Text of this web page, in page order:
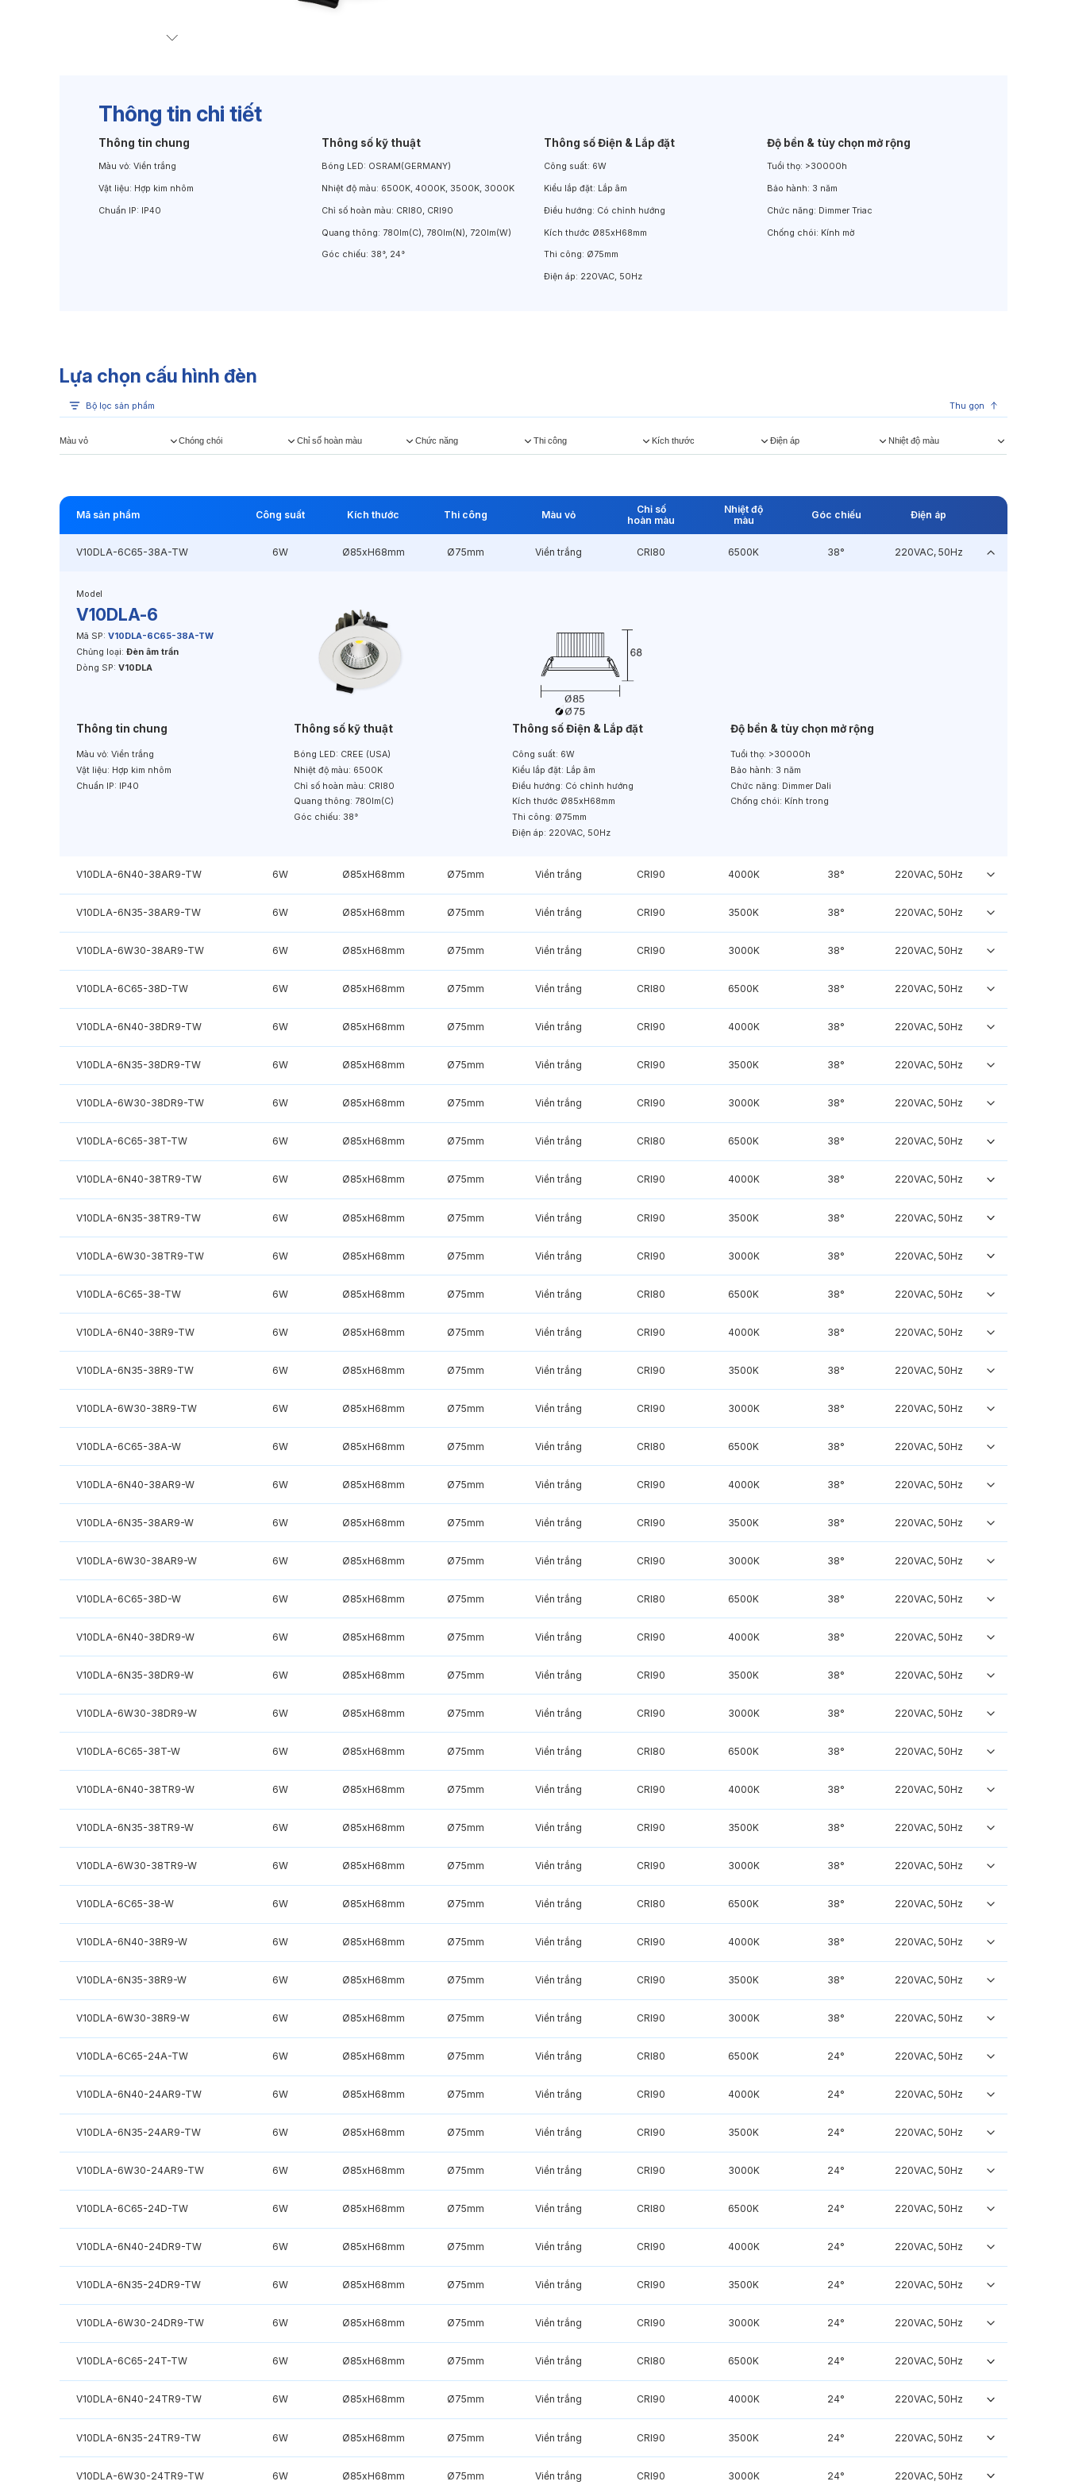
Thông tin chi tiết
Thông tin chung
Màu vỏ: Viền trắng
Vật liệu: Hợp kim nhôm
Chuẩn IP: IP40
Thông số kỹ thuật
Bóng LED: OSRAM(GERMANY)
Nhiệt độ màu: 6500K, 4000K, 3500K, 3000K
Chỉ số hoàn màu: CRI80, CRI90
Quang thông: 780lm(C), 780lm(N), 720lm(W)
Góc chiếu: 38°, 24°
Thông số Điện & Lắp đặt
Công suất: 6W
Kiểu lắp đặt: Lắp âm
Điều hướng: Có chỉnh hướng
Kích thước Ø85xH68mm
Thi công: Ø75mm
Điện áp: 220VAC, 50Hz
Độ bền & tùy chọn mở rộng
Tuổi thọ: >30000h
Bảo hành: 3 năm
Chức năng: Dimmer Triac
Chống chói: Kính mờ
Lựa chọn cấu hình đèn
Bộ lọc sản phẩm Thu gọn
Màu vỏ Chóng chói Chỉ số hoàn màu Chức năng Thi công Kích thước Điện áp Nhiệt độ màu
Mã sản phẩm Công suất Kích thước Thi công Màu vỏ
Chỉ số
hoàn màu
Nhiệt độ
màu
Góc chiếu Điện áp
V10DLA-6C65-38A-TW 6W Ø85xH68mm Ø75mm Viền trắng CRI80 6500K 38° 220VAC, 50Hz
Model
V10DLA-6
Mã SP: V10DLA-6C65-38A-TW
Chủng loại: Đèn âm trần
Dòng SP: V10DLA
Thông tin chung
Màu vỏ: Viền trắng
Vật liệu: Hợp kim nhôm
Chuẩn IP: IP40
Thông số kỹ thuật
Bóng LED: CREE (USA)
Nhiệt độ màu: 6500K
Chỉ số hoàn màu: CRI80
Quang thông: 780lm(C)
Góc chiếu: 38°
Thông số Điện & Lắp đặt
Công suất: 6W
Kiểu lắp đặt: Lắp âm
Điều hướng: Có chỉnh hướng
Kích thước Ø85xH68mm
Thi công: Ø75mm
Điện áp: 220VAC, 50Hz
Độ bền & tùy chọn mở rộng
Tuổi thọ: >30000h
Bảo hành: 3 năm
Chức năng: Dimmer Dali
Chống chói: Kính trong
V10DLA-6N40-38AR9-TW 6W Ø85xH68mm Ø75mm Viền trắng CRI90 4000K 38° 220VAC, 50Hz
V10DLA-6N35-38AR9-TW 6W Ø85xH68mm Ø75mm Viền trắng CRI90 3500K 38° 220VAC, 50Hz
V10DLA-6W30-38AR9-TW 6W Ø85xH68mm Ø75mm Viền trắng CRI90 3000K 38° 220VAC, 50Hz
V10DLA-6C65-38D-TW 6W Ø85xH68mm Ø75mm Viền trắng CRI80 6500K 38° 220VAC, 50Hz
V10DLA-6N40-38DR9-TW 6W Ø85xH68mm Ø75mm Viền trắng CRI90 4000K 38° 220VAC, 50Hz
V10DLA-6N35-38DR9-TW 6W Ø85xH68mm Ø75mm Viền trắng CRI90 3500K 38° 220VAC, 50Hz
V10DLA-6W30-38DR9-TW 6W Ø85xH68mm Ø75mm Viền trắng CRI90 3000K 38° 220VAC, 50Hz
V10DLA-6C65-38T-TW 6W Ø85xH68mm Ø75mm Viền trắng CRI80 6500K 38° 220VAC, 50Hz
V10DLA-6N40-38TR9-TW 6W Ø85xH68mm Ø75mm Viền trắng CRI90 4000K 38° 220VAC, 50Hz
V10DLA-6N35-38TR9-TW 6W Ø85xH68mm Ø75mm Viền trắng CRI90 3500K 38° 220VAC, 50Hz
V10DLA-6W30-38TR9-TW 6W Ø85xH68mm Ø75mm Viền trắng CRI90 3000K 38° 220VAC, 50Hz
V10DLA-6C65-38-TW 6W Ø85xH68mm Ø75mm Viền trắng CRI80 6500K 38° 220VAC, 50Hz
V10DLA-6N40-38R9-TW 6W Ø85xH68mm Ø75mm Viền trắng CRI90 4000K 38° 220VAC, 50Hz
V10DLA-6N35-38R9-TW 6W Ø85xH68mm Ø75mm Viền trắng CRI90 3500K 38° 220VAC, 50Hz
V10DLA-6W30-38R9-TW 6W Ø85xH68mm Ø75mm Viền trắng CRI90 3000K 38° 220VAC, 50Hz
V10DLA-6C65-38A-W 6W Ø85xH68mm Ø75mm Viền trắng CRI80 6500K 38° 220VAC, 50Hz
V10DLA-6N40-38AR9-W 6W Ø85xH68mm Ø75mm Viền trắng CRI90 4000K 38° 220VAC, 50Hz
V10DLA-6N35-38AR9-W 6W Ø85xH68mm Ø75mm Viền trắng CRI90 3500K 38° 220VAC, 50Hz
V10DLA-6W30-38AR9-W 6W Ø85xH68mm Ø75mm Viền trắng CRI90 3000K 38° 220VAC, 50Hz
V10DLA-6C65-38D-W 6W Ø85xH68mm Ø75mm Viền trắng CRI80 6500K 38° 220VAC, 50Hz
V10DLA-6N40-38DR9-W 6W Ø85xH68mm Ø75mm Viền trắng CRI90 4000K 38° 220VAC, 50Hz
V10DLA-6N35-38DR9-W 6W Ø85xH68mm Ø75mm Viền trắng CRI90 3500K 38° 220VAC, 50Hz
V10DLA-6W30-38DR9-W 6W Ø85xH68mm Ø75mm Viền trắng CRI90 3000K 38° 220VAC, 50Hz
V10DLA-6C65-38T-W 6W Ø85xH68mm Ø75mm Viền trắng CRI80 6500K 38° 220VAC, 50Hz
V10DLA-6N40-38TR9-W 6W Ø85xH68mm Ø75mm Viền trắng CRI90 4000K 38° 220VAC, 50Hz
V10DLA-6N35-38TR9-W 6W Ø85xH68mm Ø75mm Viền trắng CRI90 3500K 38° 220VAC, 50Hz
V10DLA-6W30-38TR9-W 6W Ø85xH68mm Ø75mm Viền trắng CRI90 3000K 38° 220VAC, 50Hz
V10DLA-6C65-38-W 6W Ø85xH68mm Ø75mm Viền trắng CRI80 6500K 38° 220VAC, 50Hz
V10DLA-6N40-38R9-W 6W Ø85xH68mm Ø75mm Viền trắng CRI90 4000K 38° 220VAC, 50Hz
V10DLA-6N35-38R9-W 6W Ø85xH68mm Ø75mm Viền trắng CRI90 3500K 38° 220VAC, 50Hz
V10DLA-6W30-38R9-W 6W Ø85xH68mm Ø75mm Viền trắng CRI90 3000K 38° 220VAC, 50Hz
V10DLA-6C65-24A-TW 6W Ø85xH68mm Ø75mm Viền trắng CRI80 6500K 24° 220VAC, 50Hz
V10DLA-6N40-24AR9-TW 6W Ø85xH68mm Ø75mm Viền trắng CRI90 4000K 24° 220VAC, 50Hz
V10DLA-6N35-24AR9-TW 6W Ø85xH68mm Ø75mm Viền trắng CRI90 3500K 24° 220VAC, 50Hz
V10DLA-6W30-24AR9-TW 6W Ø85xH68mm Ø75mm Viền trắng CRI90 3000K 24° 220VAC, 50Hz
V10DLA-6C65-24D-TW 6W Ø85xH68mm Ø75mm Viền trắng CRI80 6500K 24° 220VAC, 50Hz
V10DLA-6N40-24DR9-TW 6W Ø85xH68mm Ø75mm Viền trắng CRI90 4000K 24° 220VAC, 50Hz
V10DLA-6N35-24DR9-TW 6W Ø85xH68mm Ø75mm Viền trắng CRI90 3500K 24° 220VAC, 50Hz
V10DLA-6W30-24DR9-TW 6W Ø85xH68mm Ø75mm Viền trắng CRI90 3000K 24° 220VAC, 50Hz
V10DLA-6C65-24T-TW 6W Ø85xH68mm Ø75mm Viền trắng CRI80 6500K 24° 220VAC, 50Hz
V10DLA-6N40-24TR9-TW 6W Ø85xH68mm Ø75mm Viền trắng CRI90 4000K 24° 220VAC, 50Hz
V10DLA-6N35-24TR9-TW 6W Ø85xH68mm Ø75mm Viền trắng CRI90 3500K 24° 220VAC, 50Hz
V10DLA-6W30-24TR9-TW 6W Ø85xH68mm Ø75mm Viền trắng CRI90 3000K 24° 220VAC, 50Hz